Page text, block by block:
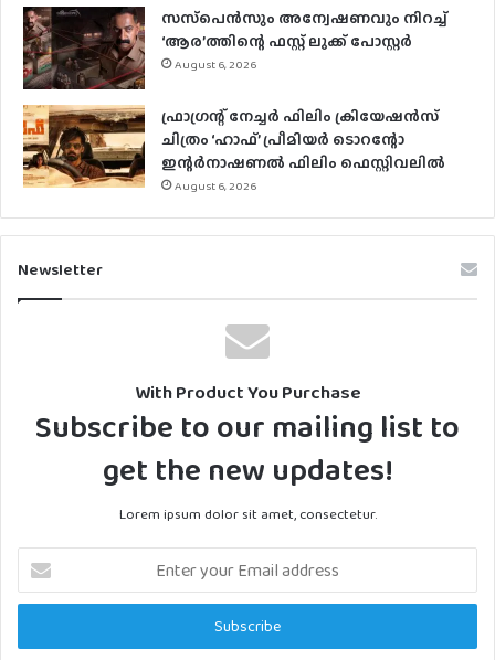
സസ്‌പെന്‍സും അന്വേഷണവും നിറച്ച്
‘ആര’ത്തിന്റെ ഫസ്റ്റ് ലുക്ക് പോസ്റ്റര്‍
August 6, 2026
ഫ്രാഗ്രന്റ് നേച്ചര്‍ ഫിലിം ക്രിയേഷന്‍സ്
ചിത്രം ‘ഹാഫ്’ പ്രീമിയര്‍ ടൊറന്റോ
ഇന്റര്‍നാഷണല്‍ ഫിലിം ഫെസ്റ്റിവലില്‍
August 6, 2026
Newsletter
With Product You Purchase
Subscribe to our mailing list to
get the new updates!
Lorem ipsum dolor sit amet, consectetur.
Enter
your
Email